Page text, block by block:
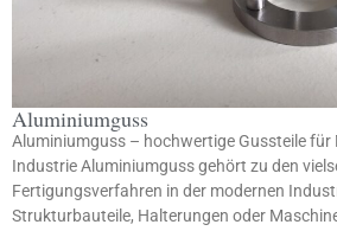
Aluminiumguss
Aluminiumguss – hochwertige Gussteile für
Industrie Aluminiumguss gehört zu den
Fertigungsverfahren in der modernen
Strukturbauteile, Halterungen oder